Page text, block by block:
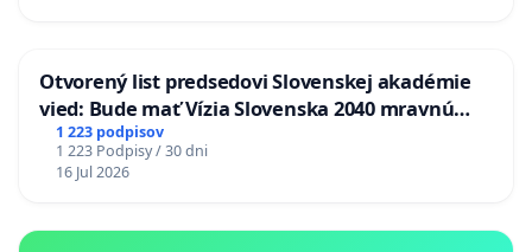
Otvorený list predsedovi Slovenskej akadémie
vied: Bude mať Vízia Slovenska 2040 mravnú
chrbticu?
1 223 podpisov
1 223 Podpisy / 30 dni
16 Jul 2026